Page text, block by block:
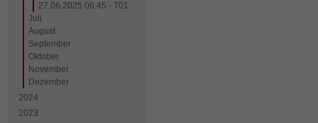
27.06.2025 06:45 - T01
Juli
August
September
Oktober
November
Dezember
2024
2023